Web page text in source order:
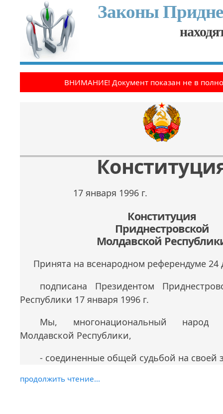
Законы
ВНИМАНИЕ! Документ показан не в
17 января 1996 г.
Конституция
Приднестровской
Молдавской
Принята на всенародном референдуме 24
подписана Президентом
Республики 17 января 1996 г.
Мы, многонациональный народ
Молдавской Республики,
- соединенные общей судьбой на своей
продолжить чтение...